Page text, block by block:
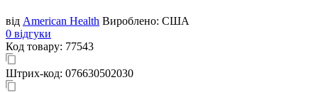
від American Health Вироблено: США
0 відгуки
Код товару: 77543
Штрих-код: 076630502030